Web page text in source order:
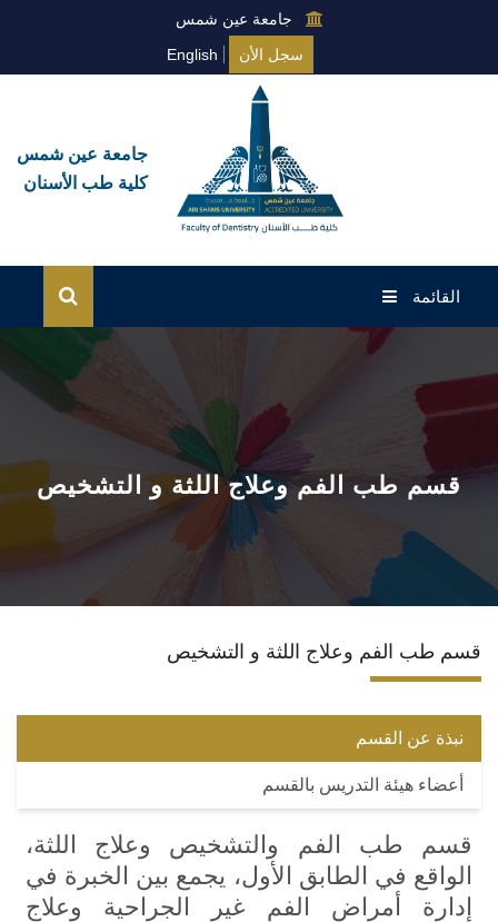
جامعة عين شمس
سجل الأن
English
جامعة عين شمس
كلية طب الأسنان
القائمة
الرئيسية
نظام البكالوريوس
نظام الدراسات العليا
التعليم المستمر
وحدة الخريجين
برنامج إقامة الأطباء
وحدة ضمان الجودة
قسم طب الفم وعلاج اللثة و التشخيص
قسم طب الفم وعلاج اللثة و التشخيص
نبذة عن القسم
أعضاء هيئة التدريس بالقسم
قسم طب الفم والتشخيص وعلاج اللثة،
الواقع في الطابق الأول، يجمع بين الخبرة في
إدارة أمراض الفم غير الجراحية وعلاج